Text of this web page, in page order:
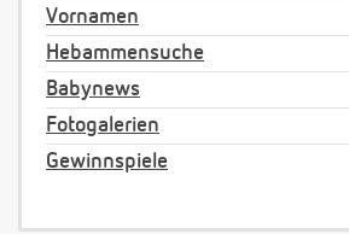
Vornamen
Hebammensuche
Babynews
Fotogalerien
Gewinnspiele